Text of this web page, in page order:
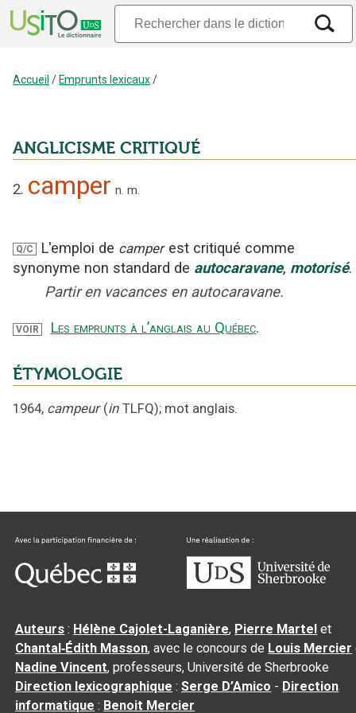
Accueil /Emprunts lexicaux/
ANGLICISME CRITIQUÉ
2. camper n. m.
Q/C L'emploi de camper est critiqué comme
synonyme non standard de autocaravane, motorisé.
Partir en vacances en autocaravane.
VOIR Les emprunts à l’anglais au Québec.
ÉTYMOLOGIE
1964, campeur (in TLFQ); mot anglais.
Auteurs : Hélène Cajolet-Laganière, Pierre Martel et
Chantal‑Édith Masson, avec le concours de Louis Mercier
Nadine Vincent, professeurs, Université de Sherbrooke
Direction lexicographique :Serge D’Amico - Direction
informatique : Benoit Mercier